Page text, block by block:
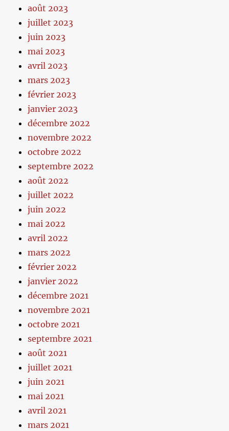
août 2023
juillet 2023
juin 2023
mai 2023
avril 2023
mars 2023
février 2023
janvier 2023
décembre 2022
novembre 2022
octobre 2022
septembre 2022
août 2022
juillet 2022
juin 2022
mai 2022
avril 2022
mars 2022
février 2022
janvier 2022
décembre 2021
novembre 2021
octobre 2021
septembre 2021
août 2021
juillet 2021
juin 2021
mai 2021
avril 2021
mars 2021